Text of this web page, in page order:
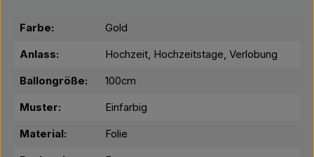
Farbe: Gold
Anlass: Hochzeit, Hochzeitstage, Verlobung
Ballongröße: 100cm
Muster: Einfarbig
Material: Folie